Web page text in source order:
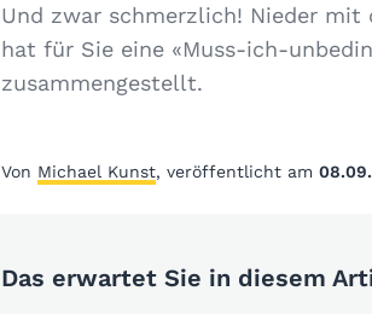
Und zwar schmerzlich! Nieder
hat für Sie eine «Muss-ich-
zusammengestellt.
Von Michael Kunst, veröffentlicht am
Das erwartet Sie in diesem